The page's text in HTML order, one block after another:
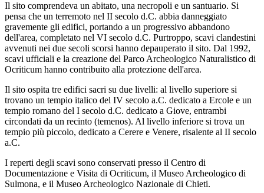
Il sito comprendeva un abitato, una necropoli e un santuario. Si
pensa che un terremoto nel II secolo d.C. abbia danneggiato
gravemente gli edifici, portando a un progressivo abbandono
dell'area, completato nel VI secolo d.C. Purtroppo, scavi clandestini
avvenuti nei due secoli scorsi hanno depauperato il sito. Dal 1992,
scavi ufficiali e la creazione del Parco Archeologico Naturalistico di
Ocriticum hanno contribuito alla protezione dell'area.
Il sito ospita tre edifici sacri su due livelli: al livello superiore si
trovano un tempio italico del IV secolo a.C. dedicato a Ercole e un
tempio romano del I secolo d.C. dedicato a Giove, entrambi
circondati da un recinto (temenos). Al livello inferiore si trova un
tempio più piccolo, dedicato a Cerere e Venere, risalente al II secolo
a.C.
I reperti degli scavi sono conservati presso il Centro di
Documentazione e Visita di Ocriticum, il Museo Archeologico di
Sulmona, e il Museo Archeologico Nazionale di Chieti.